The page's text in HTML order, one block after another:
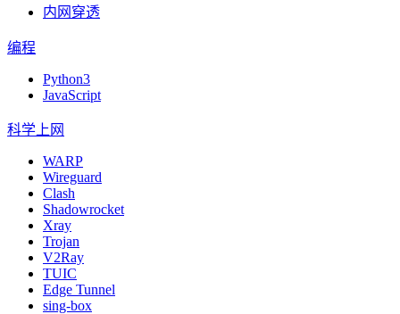
内网穿透
编程
Python3
JavaScript
科学上网
WARP
Wireguard
Clash
Shadowrocket
Xray
Trojan
V2Ray
TUIC
Edge Tunnel
sing-box